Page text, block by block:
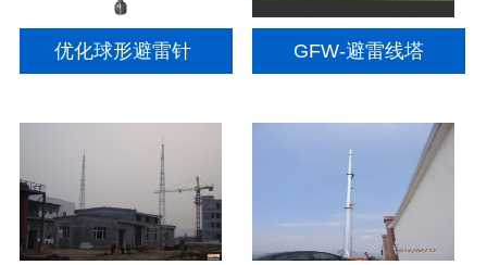
优化球形避雷针 GFW-避雷线塔